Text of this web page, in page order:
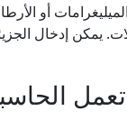
أو
يمكن إدخال